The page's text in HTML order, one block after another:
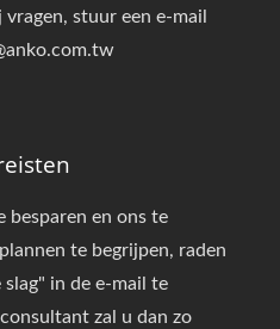
vragen, stuur een e-mail
besparen en ons te
te begrijpen, raden
in de e-mail te
zal u dan zo